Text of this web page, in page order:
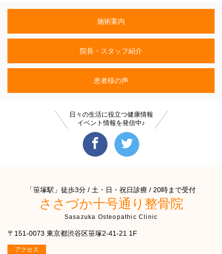
施術案内
院長・スタッフ紹介
患者様の声
日々の生活に役立つ健康情報
イベント情報を発信中♪
「笹塚駅」徒歩3分 / 土・日・祝日診療 / 20時まで受付
ささづか十号通り整骨院
Sasazuka Osteopathic Clinic
〒151-0073 東京都渋谷区笹塚2-41-21 1F
アクセス